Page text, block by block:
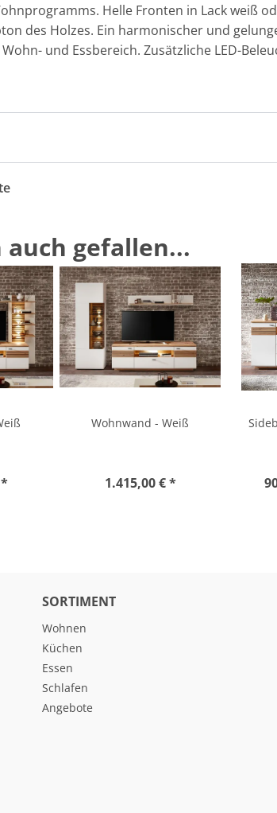
Helle Fronten in Lack weiß
des Holzes. Ein harmonischer und
und Essbereich. Zusätzliche LED-
gefallen...
Wohnwand - Weiß
1.415,00 € *
SORTIMENT
Wohnen
Küchen
Essen
Schlafen
Angebote